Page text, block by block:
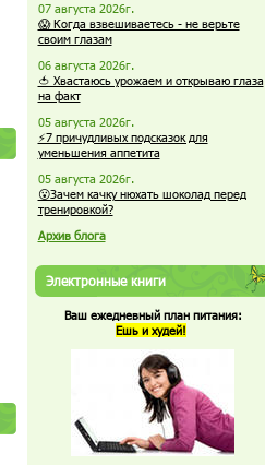
07 августа 2026г.
😱 Когда взвешиваетесь - не верьте
своим глазам
06 августа 2026г.
🍅 Хвастаюсь урожаем и открываю глаза
на факт
05 августа 2026г.
⚡7 причудливых подсказок для
уменьшения аппетита
05 августа 2026г.
😮Зачем качку нюхать шоколад перед
тренировкой?
Архив блога
Электронные книги
Ваш ежедневный план питания:
Ешь и худей!